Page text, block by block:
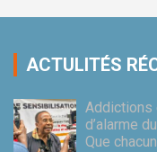
ACTULITÉS
Addictions
d’alarme
Que